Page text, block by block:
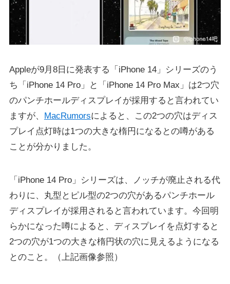
Appleが9月8日に発表する「iPhone 14」シリーズのう
ち「iPhone 14 Pro」と「iPhone 14 Pro Max」は2つ穴
のパンチホールディスプレイが採用すると言われてい
ますが、
MacRumorsによると、この2つの穴はディス
プレイ点灯時は1つの大きな楕円になるとの噂がある
ことが分かりました。
「iPhone 14 Pro」シリーズは、ノッチが廃止される代
わりに、丸型とピル型の2つの穴があるパンチホール
ディスプレイが採用されると言われています。今回明
らかになった噂によると、ディスプレイを点灯すると
2つの穴が1つの大きな楕円状の穴に見えるようになる
とのこと。（上記画像参照）